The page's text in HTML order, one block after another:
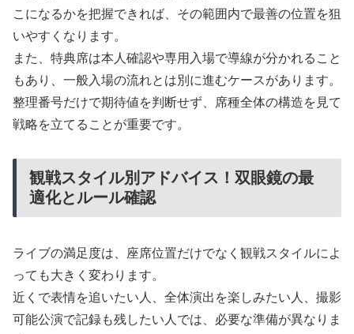
こになるかを把握できれば、その範囲内で最善の位置を狙
いやすくなります。
また、特典席は本人確認や専用入場で導線が分かれること
もあり、一般入場の流れとは別に進むケースがあります。
整理番号だけで期待値を判断せず、席種全体の構造を見て
戦略を立てることが重要です。
観戦スタイル別アドバイス！双眼鏡の最
適化とルール確認
ライブの満足度は、座席位置だけでなく観戦スタイルによ
っても大きく変わります。
近くで表情を追いたい人、全体演出を楽しみたい人、撮影
可能公演で記録も残したい人では、必要な準備が異なりま